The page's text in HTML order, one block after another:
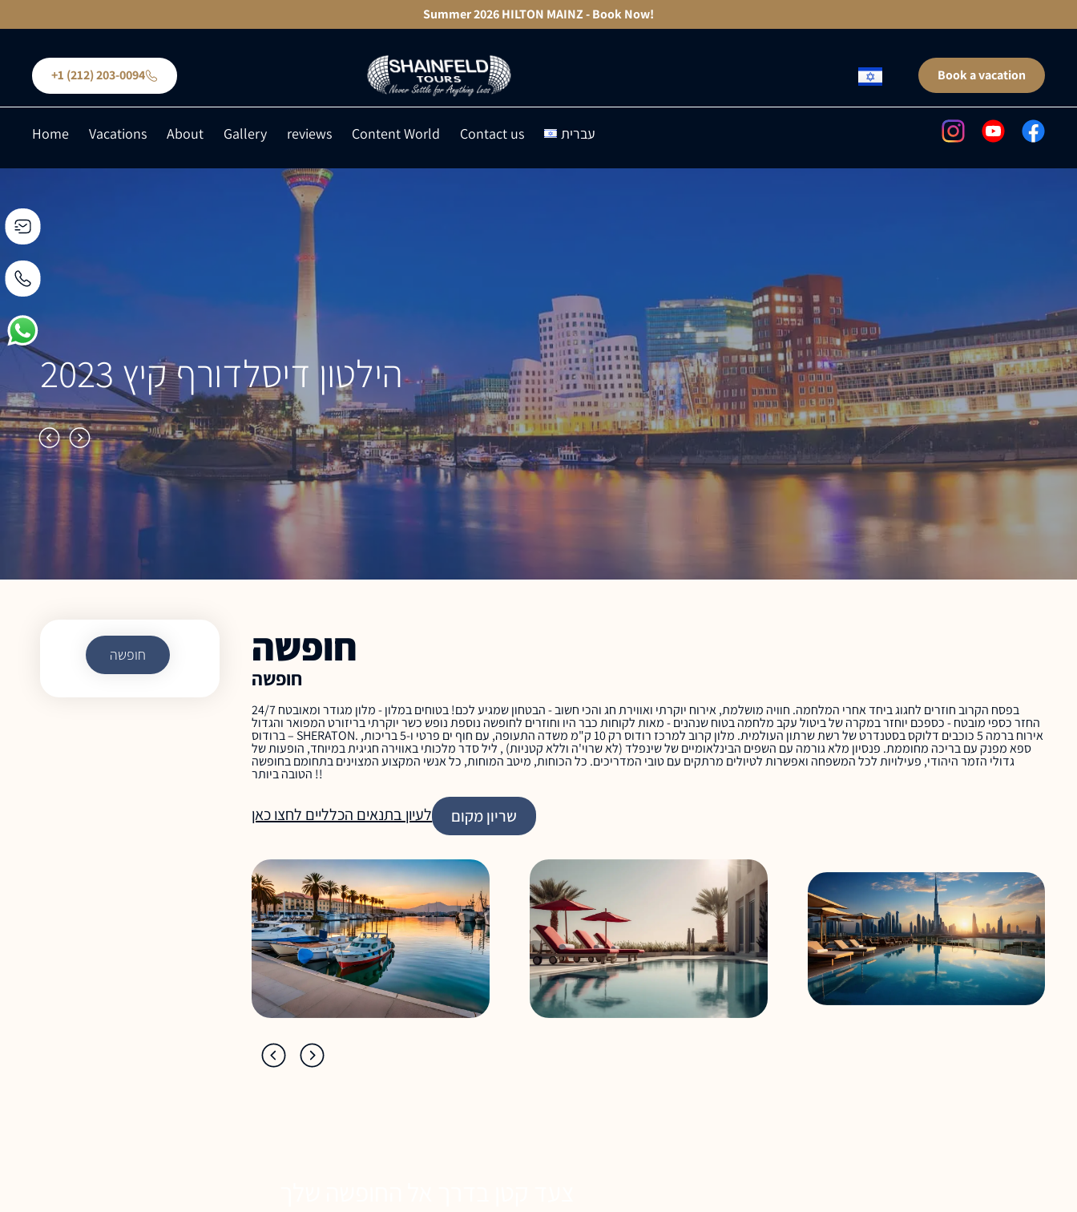
Summer 2026 HILTON MAINZ - Book Now!
+1 (212) 203-0094 Book a vacation
Home Vacations About Gallery reviews Content World Contact us עברית
הילטון דיסלדורף קיץ 2023
חוויה קולינרית עם שפים זוכי פרסים
חופשה חופשה
חופשה
בפסח הקרוב חוזרים לחגוג ביחד אחרי המלחמה. חוויה מושלמת, אירוח יוקרתי ואווירת חג והכי חשוב - הבטחון שמגיע לכם! בטוחים במלון - מלון מגודר ומאובטח 24/7
החזר כספי מובטח - כספכם יוחזר במקרה של ביטול עקב מלחמה בטוח שנהנים - מאות לקוחות כבר היו וחוזרים לחופשה נוספת נופש כשר יוקרתי בריזורט המפואר והגדול
ברודוס – SHERATON. אירוח ברמה 5 כוכבים דלוקס בסטנדרט של רשת שרתון העולמית. מלון קרוב למרכז רודוס רק 10 ק"מ משדה התעופה, עם חוף ים פרטי ו-5 בריכות,
ספא מפנק עם בריכה מחוממת. פנסיון מלא גורמה עם השפים הבינלאומיים של שינפלד (לא שרוי'ה וללא קטניות) , ליל סדר מלכותי באווירה חגיגית במיוחד, הופעות של
גדולי הזמר היהודי, פעילויות לכל המשפחה ואפשרות לטיולים מרתקים עם טובי המדריכים. כל הכוחות, מיטב המוחות, כל אנשי המקצוע המצוינים בתחומם בחופשה
הטובה ביותר !!
לעיון בתנאים הכלליים לחצו כאן שריון מקום